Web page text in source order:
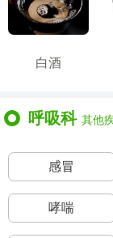
白酒
呼吸科 其他
感冒
哮喘